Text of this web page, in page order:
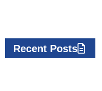
Recent Posts